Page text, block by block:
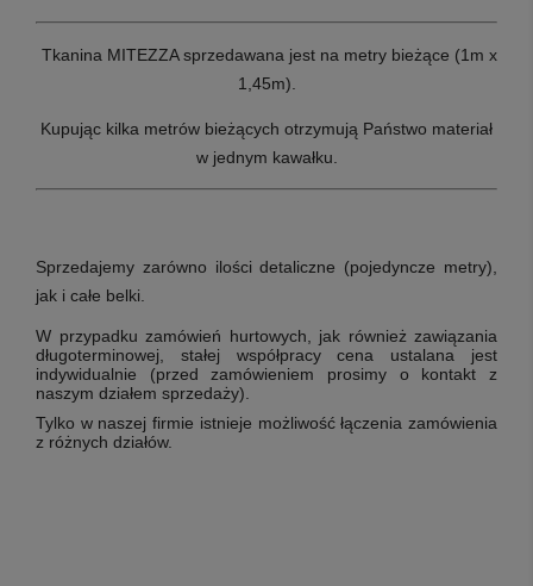
Tkanina MITEZZA sprzedawana jest na metry bieżące (1m x
1,45m).
Kupując kilka metrów bieżących otrzymują Państwo materiał
w jednym kawałku.
Sprzedajemy zarówno ilości detaliczne (pojedyncze metry),
jak i całe belki.
W przypadku zamówień hurtowych, jak również zawiązania
długoterminowej, stałej współpracy cena ustalana jest
indywidualnie (przed zamówieniem prosimy o kontakt z
naszym działem sprzedaży).
Tylko w naszej firmie istnieje możliwość łączenia zamówienia
z różnych działów.